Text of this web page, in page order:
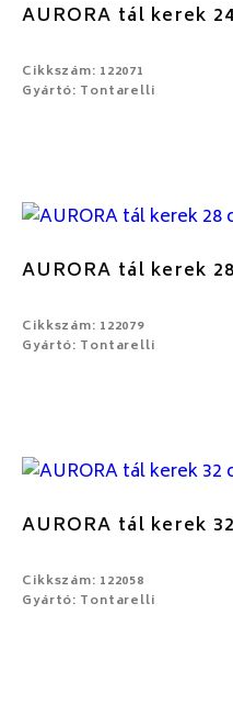
AURORA tál kerek
Cikkszám: 122071
Gyártó: Tontarelli
AURORA tál kerek
Cikkszám: 122079
Gyártó: Tontarelli
AURORA tál kerek
Cikkszám: 122058
Gyártó: Tontarelli